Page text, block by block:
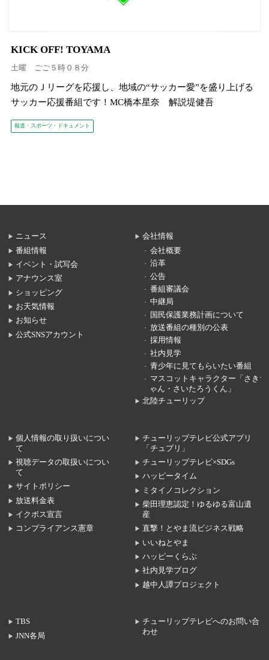
KICK OFF! TOYAMA
土曜 ごご５時０８分
地元のＪリーグを応援し、地域の“サッカー愛”を盛り上げる
サッカー応援番組です！MC橋本星奈 解説堤健吾
報道・スポーツ・ドキュメント
ニュース
番組情報
イベント・試写会
アナウンス室
ショッピング
お天気情報
お知らせ
公式SNSアカウント
会社情報
会社概要
沿革
公告
番組審議会
中継局
国民保護業務計画について
放送番組の種別の公表
採用情報
社内見学
青少年に見てもらいたい番組
マスコットキャラクター「さきち
ゃん・さいたろうくん」
北陸チューリップ
個人情報の取り扱いについ
て
視聴データの取扱いについ
て
サイトポリシー
放送料金表
イクボス宣言
コンプライアンス憲章
チューリップテレビ公式アプリ
「チュプリ」
チューリップテレビ×SDGs
ハッピータイム
ミタイノコレクション
柴田理恵認定！ゆるゆる富山遺
産
直撃！とやま流ビジネス戦略
いいねとやま
ハッピーくらぶ
社内見学ブログ
越中人譚プロジェクト
TBS
JNN各局
チューリップテレビへのお問い合
わせ